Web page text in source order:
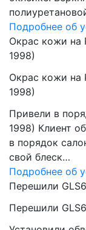
Подробнее об
Окрас кожи на
1998)
Окрас кожи на
1998)
Привели в
1998) Клиент
в порядок
свой блеск…
Подробнее об
Перешили
Перешили